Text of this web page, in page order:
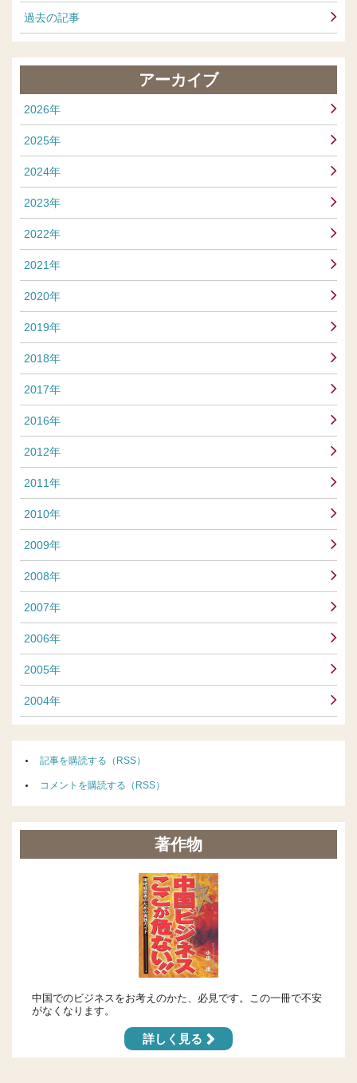
過去の記事
アーカイブ
2026年
2025年
2024年
2023年
2022年
2021年
2020年
2019年
2018年
2017年
2016年
2012年
2011年
2010年
2009年
2008年
2007年
2006年
2005年
2004年
記事を購読する（RSS）
コメントを購読する（RSS）
著作物
中国でのビジネスをお考えのかた、必見です。この一冊で不安
がなくなります。
詳しく見る